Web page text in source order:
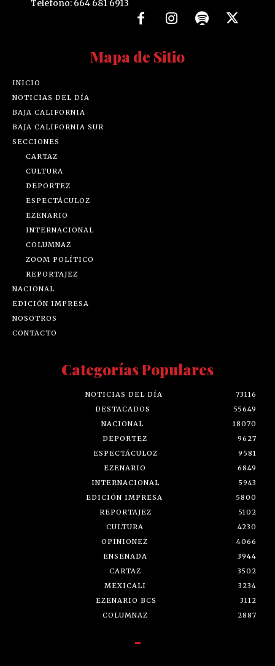
Teléfono: 664 681 6913
Mapa de Sitio
INICIO
NOTICIAS DEL DÍA
BAJA CALIFORNIA
BAJA CALIFORNIA SUR
SECCIONES
CARTAZ
CULTURA
DEPORTEZ
ESPECTÁCULOZ
EZENARIO
INTERNACIONAL
COLUMNAZ
ZOOM POLÍTICO
REPORTAJEZ
NACIONAL
EDICIÓN IMPRESA
NOSOTROS
CONTACTO
Categorías Populares
NOTICIAS DEL DÍA
73116
DESTACADOS
55649
NACIONAL
18070
DEPORTEZ
9627
ESPECTÁCULOZ
9581
EZENARIO
6849
INTERNACIONAL
5943
EDICIÓN IMPRESA
5800
REPORTAJEZ
5102
CULTURA
4230
OPINIONEZ
4066
ENSENADA
3944
CARTAZ
3502
MEXICALI
3234
EZENARIO BCS
3112
COLUMNAZ
2887
-